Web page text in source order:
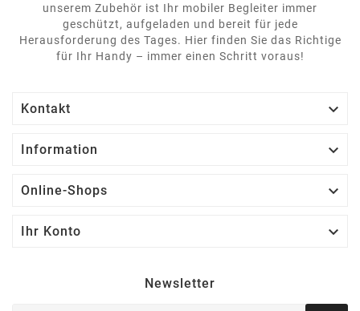
unserem Zubehör ist Ihr mobiler Begleiter immer
geschützt, aufgeladen und bereit für jede
Herausforderung des Tages. Hier finden Sie das Richtige
für Ihr Handy – immer einen Schritt voraus!
Kontakt 
Information 
Online-Shops 
Ihr Konto 
Newsletter